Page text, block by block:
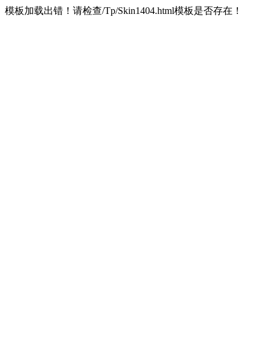
模板加载出错！请检查/Tp/Skin1404.html模板是否存在！